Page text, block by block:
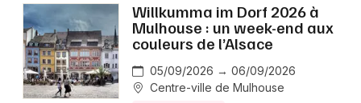
Willkumma im Dorf 2026 à
Mulhouse : un week-end aux
couleurs de l’Alsace
05/09/2026 → 06/09/2026
Centre-ville de Mulhouse